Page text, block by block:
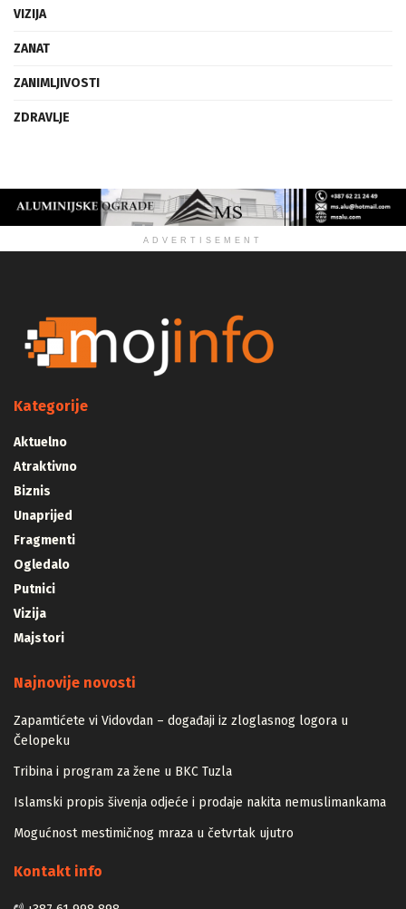
VIZIJA
ZANAT
ZANIMLJIVOSTI
ZDRAVLJE
ADVERTISEMENT
Kategorije
Aktuelno
Atraktivno
Biznis
Unaprijed
Fragmenti
Ogledalo
Putnici
Vizija
Majstori
Najnovije novosti
Zapamtićete vi Vidovdan – događaji iz zloglasnog logora u
Čelopeku
Tribina i program za žene u BKC Tuzla
Islamski propis šivenja odjeće i prodaje nakita nemuslimankama
Mogućnost mestimičnog mraza u četvrtak ujutro
Kontakt info